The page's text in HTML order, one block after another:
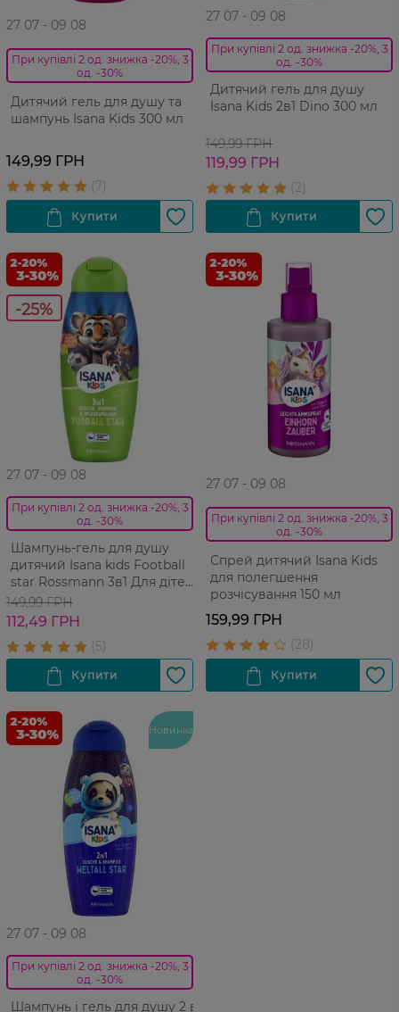
27 07 - 09 08
При купівлі 2 од. знижка -20%, 3
од. -30%
Дитячий гель для душу та
шампунь Isana Kids 300 мл
149,99 ГРН
27 07 - 09 08
При купівлі 2 од. знижка -20%, 3
од. -30%
Дитячий гель для душу
Isana Kids 2в1 Dino 300 мл
149,99 ГРН
119,99 ГРН
-25%
27 07 - 09 08
При купівлі 2 од. знижка -20%, 3
од. -30%
Шампунь-гель для душу
дитячий Isana kids Football
star Rossmann 3в1 Для дітей
300 мл
149,99 ГРН
112,49 ГРН
27 07 - 09 08
При купівлі 2 од. знижка -20%, 3
од. -30%
Спрей дитячий Isana Kids
для полегшення
розчісування 150 мл
159,99 ГРН
Новинка
27 07 - 09 08
При купівлі 2 од. знижка -20%, 3
од. -30%
Шампунь і гель для душу 2 в